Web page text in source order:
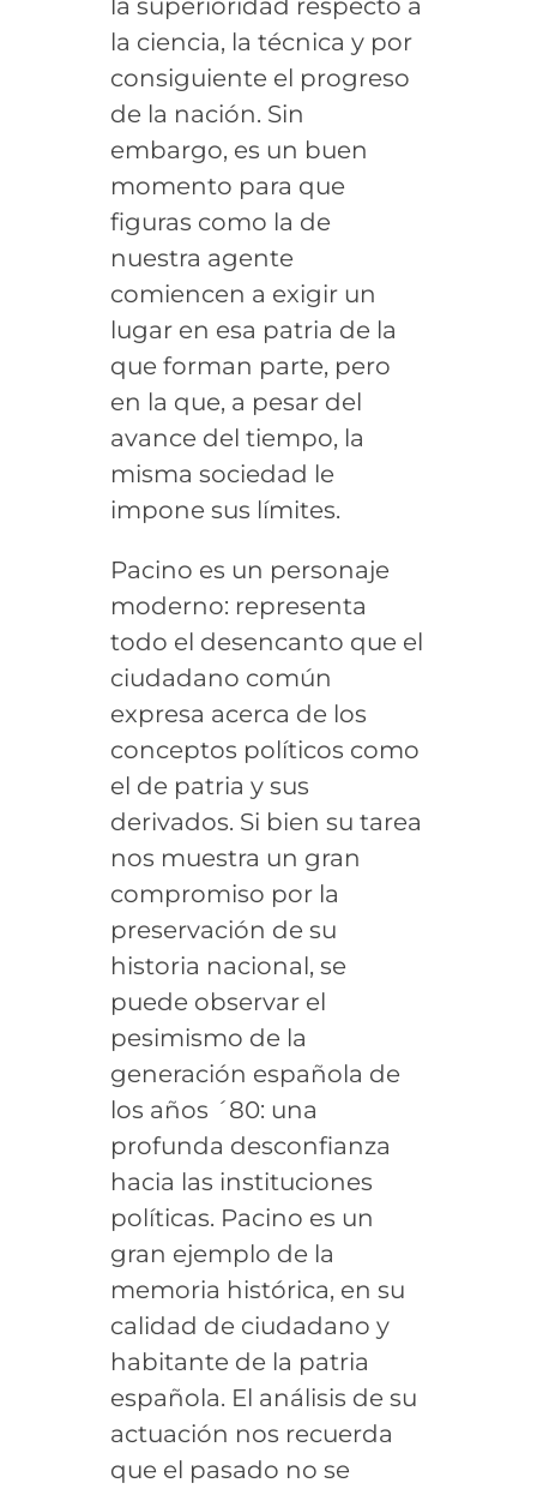
la ciencia, la técnica y por
consiguiente el progreso
de la nación. Sin
embargo, es un buen
momento para que
figuras como la de
nuestra agente
comiencen a exigir un
lugar en esa patria de la
que forman parte, pero
en la que, a pesar del
avance del tiempo, la
misma sociedad le
impone sus límites.
Pacino es un personaje
moderno: representa
todo el desencanto que el
ciudadano común
expresa acerca de los
conceptos políticos como
el de patria y sus
derivados. Si bien su tarea
nos muestra un gran
compromiso por la
preservación de su
historia nacional, se
puede observar el
pesimismo de la
generación española de
los años ´80: una
profunda desconfianza
hacia las instituciones
políticas. Pacino es un
gran ejemplo de la
memoria histórica, en su
calidad de ciudadano y
habitante de la patria
española. El análisis de su
actuación nos recuerda
que el pasado no se